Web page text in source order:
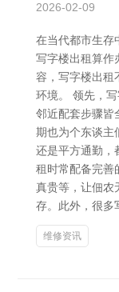
2026-02-09
在当代都市生存
写字楼出租算作
容，写字楼出租
环境。 领先，
邻近配套步骤皆
期也为个东谈主
还是平方通勤，
租时常配备完善
真贵等，让佃农
存。此外，很多
维修资讯